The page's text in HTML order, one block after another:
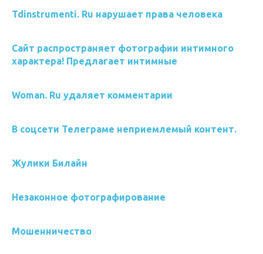
Tdinstrumenti. Ru нарушает права человека
Сайт распространяет фотографии интимного
характера! Предлагает интимные
Woman. Ru удаляет комментарии
В соцсети Телеграме неприемлемый контент.
Жулики Билайн
Незаконное фотографирование
Мошенничество